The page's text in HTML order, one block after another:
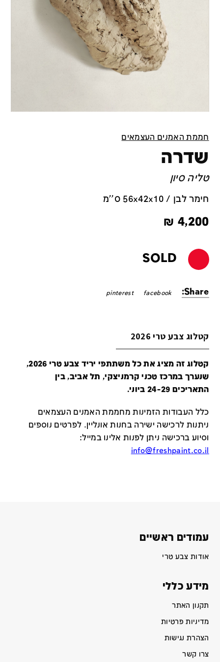
חממת האמנים העצמאים
שדרה
טליה סיון
חימר לבן / 56x42x10 ס''מ
4,200
₪
SOLD
Share:
facebook
pinterest
קטלוג צבע טרי 2026
קטלוג זה מציג את כל משתתפי יריד צבע טרי 2026,
שנערך במרכז טכני קרמניצקי, תל אביב, בין
התאריכים 24-29 ביוני.
כלל העבודות הזמינות מחממת האמנים העצמאים
ניתנות לרכישה ישירה בחנות אונליין. לפרטים נוספים
וסיוע ברכישה ניתן לפנות אלינו במייל:
info@freshpaint.co.il
עמודים ראשיים
אודות צבע טרי
מידע כללי
תקנון האתר
מדיניות פרטיות
הצהרת נגישות
צרו קשר